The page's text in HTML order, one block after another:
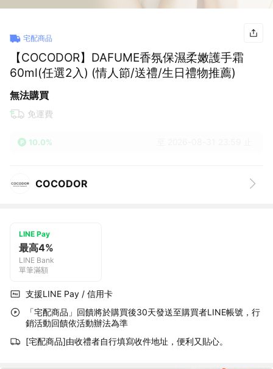
宅配商品
【COCODOR】DAFUME香氛保濕柔嫩護手霜
60ml(任選2入) (情人節/送禮/生日禮物推薦)
無法購買
免運費
10.0%
COCODOR
LINE Pay
最高4%
LINE Bank
單筆滿額
支援LINE Pay / 信用卡
「宅配商品」回饋將於購買後30天發送至購買者LINE帳號，行
銷活動回饋依活動辦法為準
[宅配商品]由收禮者自行填寫收件地址，便利又貼心。